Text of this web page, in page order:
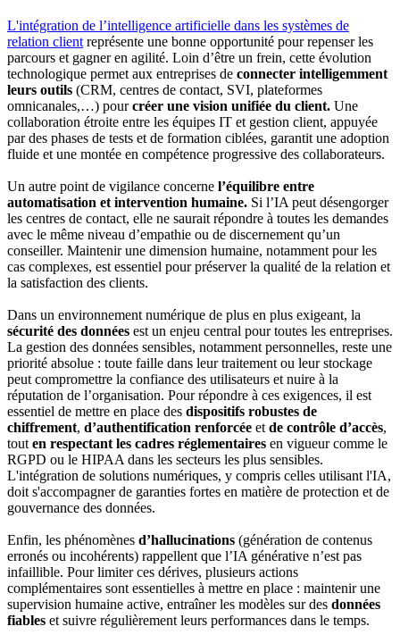
L'intégration de l’intelligence artificielle dans les systèmes de
relation client représente une bonne opportunité pour repenser les
parcours et gagner en agilité. Loin d’être un frein, cette évolution
technologique permet aux entreprises de connecter intelligemment
leurs outils (CRM, centres de contact, SVI, plateformes
omnicanales,…) pourcréer une vision unifiée du client. Une
collaboration étroite entre les équipes IT et gestion client, appuyée
par des phases de tests et de formation ciblées, garantit une adoption
fluide et une montée en compétence progressive des collaborateurs.
Un autre point de vigilance concerne l’équilibre entre
automatisation et intervention humaine. Si l’IA peut désengorger
les centres de contact, elle ne saurait répondre à toutes les demandes
avec le même niveau d’empathie ou de discernement qu’un
conseiller. Maintenir une dimension humaine, notamment pour les
cas complexes, est essentiel pour préserver la qualité de la relation et
la satisfaction des clients.
Dans un environnement numérique de plus en plus exigeant, la
sécurité des données est un enjeu central pour toutes les entreprises.
La gestion des données sensibles, notamment personnelles, reste une
priorité absolue : toute faille dans leur traitement ou leur stockage
peut compromettre la confiance des utilisateurs et nuire à la
réputation de l’organisation. Pour répondre à ces exigences, il est
essentiel de mettre en place des dispositifs robustes de
chiffrement, d’authentification renforcée et de contrôle d’accès,
tout en respectant les cadres réglementaires en vigueur comme le
RGPD ou le HIPAA dans les secteurs les plus sensibles.
L'intégration de solutions numériques, y compris celles utilisant l'IA,
doit s'accompagner de garanties fortes en matière de protection et de
gouvernance des données.
Enfin, les phénomènes d’hallucinations (génération de contenus
erronés ou incohérents) rappellent que l’IA générative n’est pas
infaillible. Pour limiter ces dérives, plusieurs actions
complémentaires sont essentielles à mettre en place : maintenir une
supervision humaine active, entraîner les modèles sur des données
fiables et suivre régulièrement leurs performances dans le temps.